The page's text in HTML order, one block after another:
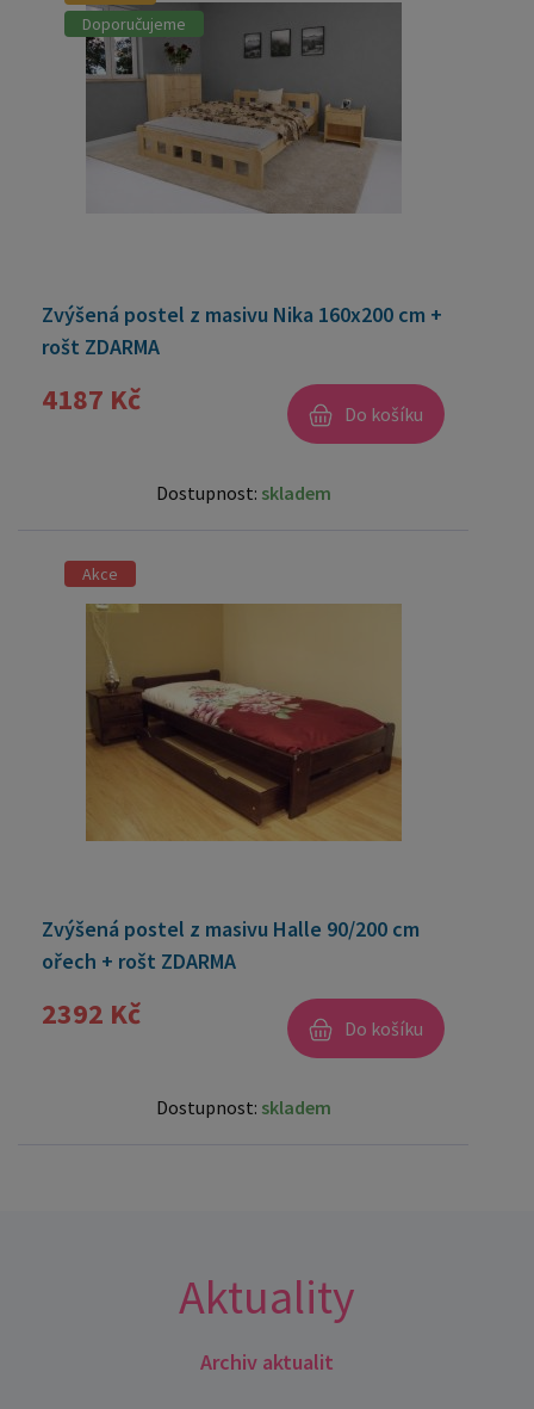
Doporučujeme
Zvýšená postel z masivu Nika 160x200 cm +
rošt ZDARMA
4187 Kč Do košíku
Dostupnost: skladem
Akce
Zvýšená postel z masivu Halle 90/200 cm
ořech + rošt ZDARMA
2392 Kč Do košíku
Dostupnost: skladem
Aktuality
Archiv aktualit